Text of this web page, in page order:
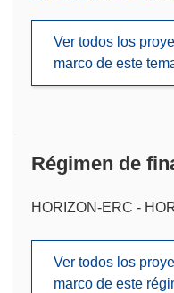
Ver todos los
marco de este
Régimen de
HORIZON-ERC -
Ver todos los
marco de este